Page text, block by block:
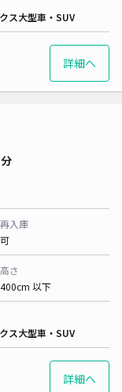
ス大型車・SUV
詳細へ
再入庫
可
高さ
400cm 以下
ス大型車・SUV
詳細へ